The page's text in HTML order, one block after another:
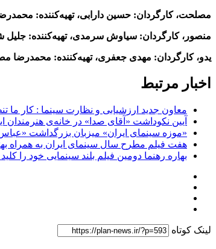
مصلحت، کارگردان: حسین دارابی، تهیه‌کننده:
منصور، کارگردان: سیاوش سرمدی، تهیه‌کننده: جلیل
یدو، کارگردان: مهدی جعفری، تهیه‌کننده: محمدرضا
اخبار مرتبط
معاون جدید ارزشیابی و نظارت سینما : کار
آیین نکوداشت «آقای صدا» در خانه‌ی هنرمندان
«موزه سینمای ایران» میزبان بزرگداشت
هفت فیلم مطرح سال سینمای ایران به همراه
بهاره رهنما دومین فیلم بلند سینمایی خود را
لینک کوتاه